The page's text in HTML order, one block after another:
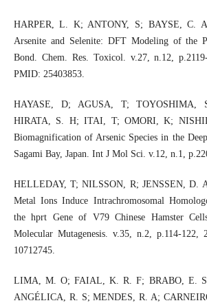
HARPER, L. K; ANTONY, S; BAYSE, C.
Arsenite and Selenite: DFT Modeling of the
Bond. Chem. Res. Toxicol. v.27, n.12,
PMID: 25403853.
HAYASE, D; AGUSA, T; TOYOSHIMA,
HIRATA, S. H; ITAI, T; OMORI, K;
Biomagnification of Arsenic Species in the
Sagami Bay, Japan. Int J Mol Sci. v.12, n.1,
HELLEDAY, T; NILSSON, R; JENSSEN, D.
Metal Ions Induce Intrachromosomal
the hprt Gene of V79 Chinese Hamster
Molecular Mutagenesis. v.35, n.2, p.114-122,
10712745.
LIMA, M. O; FAIAL, K. R. F; BRABO, E.
ANGÉLICA, R. S; MENDES, R. A;